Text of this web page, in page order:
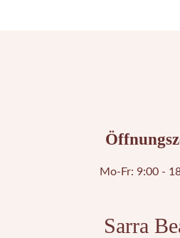
Mo-Fr: 9:00 -
Sarra